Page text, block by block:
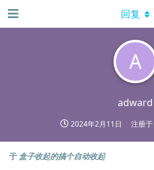
A
adward
2024年2月11日 注册于
回复
于 盒子收起的搞个自动收起